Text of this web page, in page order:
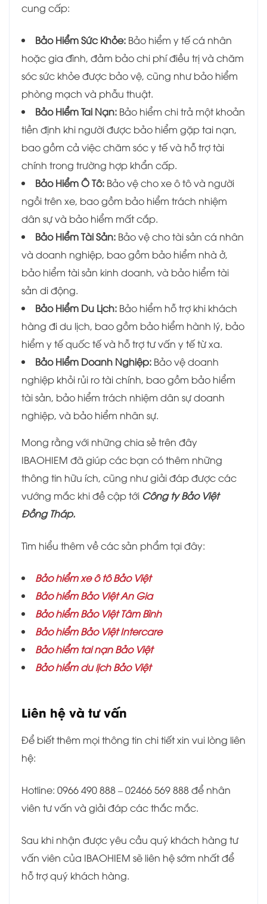
cung cấp:
Bảo Hiểm Sức Khỏe: Bảo hiểm y tế cá nhân
hoặc gia đình, đảm bảo chi phí điều trị và chăm
sóc sức khỏe được bảo vệ, cũng như bảo hiểm
phòng mạch và phẫu thuật.
Bảo Hiểm Tai Nạn: Bảo hiểm chi trả một khoản
tiền định khi người được bảo hiểm gặp tai nạn,
bao gồm cả việc chăm sóc y tế và hỗ trợ tài
chính trong trường hợp khẩn cấp.
Bảo Hiểm Ô Tô: Bảo vệ cho xe ô tô và người
ngồi trên xe, bao gồm bảo hiểm trách nhiệm
dân sự và bảo hiểm mất cắp.
Bảo Hiểm Tài Sản: Bảo vệ cho tài sản cá nhân
và doanh nghiệp, bao gồm bảo hiểm nhà ở,
bảo hiểm tài sản kinh doanh, và bảo hiểm tài
sản di động.
Bảo Hiểm Du Lịch: Bảo hiểm hỗ trợ khi khách
hàng đi du lịch, bao gồm bảo hiểm hành lý, bảo
hiểm y tế quốc tế và hỗ trợ tư vấn y tế từ xa.
Bảo Hiểm Doanh Nghiệp: Bảo vệ doanh
nghiệp khỏi rủi ro tài chính, bao gồm bảo hiểm
tài sản, bảo hiểm trách nhiệm dân sự doanh
nghiệp, và bảo hiểm nhân sự.
Mong rằng với những chia sẻ trên đây
IBAOHIEM đã giúp các bạn có thêm những
thông tin hữu ích, cũng như giải đáp được các
vướng mắc khi đề cập tới Công ty Bảo Việt
Đồng Tháp.
Tìm hiểu thêm về các sản phẩm tại đây:
Bảo hiểm xe ô tô Bảo Việt
Bảo hiểm Bảo Việt An Gia
Bảo hiểmBảo Việt Tâm Bình
Bảo hiểm Bảo Việt Intercare
Bảo hiểm tai nạn Bảo Việt
Bảo hiểm du lịch Bảo Việt
Liên hệ và tư vấn
Để biết thêm mọi thông tin chi tiết xin vui lòng liên
hệ:
Hotline: 0966 490 888 – 02466 569 888 để nhân
viên tư vấn và giải đáp các thắc mắc.
Sau khi nhận được yêu cầu quý khách hàng tư
vấn viên của IBAOHIEM sẽ liên hệ sớm nhất để
hỗ trợ quý khách hàng.